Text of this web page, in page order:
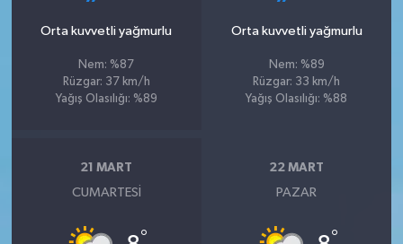
Orta kuvvetli yağmurlu
Nem: %87
Rüzgar: 37 km/h
Yağış Olasılığı: %89
Orta kuvvetli yağmurlu
Nem: %89
Rüzgar: 33 km/h
Yağış Olasılığı: %88
21 MART
CUMARTESI
°
22 MART
PAZAR
°